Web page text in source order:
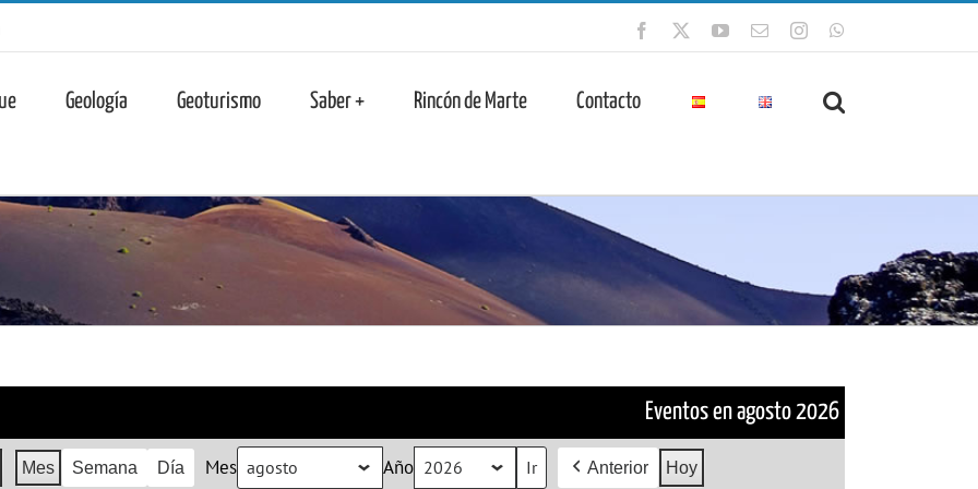
Facebook YouTube
CorreoInstagram
Geología Geoturismo Saber + Rincón de Marte Contacto
Eventos en agosto 2026
Mes Semana Día Mes Año Anterior Hoy